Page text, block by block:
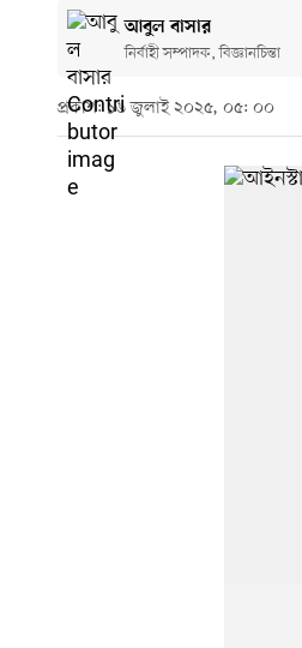
আবুল বাসার
নির্বাহী সম্পাদক, বিজ্ঞানচিন্তা
প্রকাশ: ১৬ জুলাই ২০২৫, ০৫: ০০